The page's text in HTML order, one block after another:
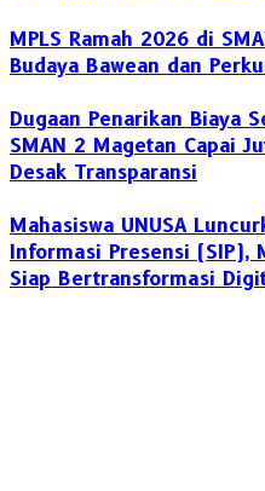
MPLS Ramah 2026 di
Budaya Bawean dan
Dugaan Penarikan Biaya
SMAN 2 Magetan Capai
Desak Transparansi
Mahasiswa UNUSA
Informasi Presensi (SIP),
Siap Bertransformasi